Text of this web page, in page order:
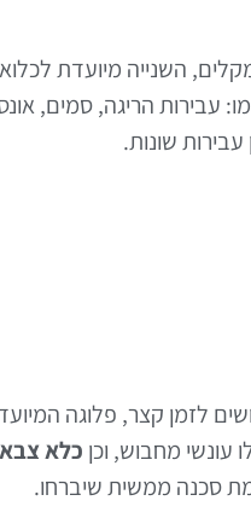
השנייה מיועדת
עבירות הריגה, סמים,
שונות.
לזמן קצר, פלוגה
מחבוש, וכן כלא
סכנה ממשית שיברחו.